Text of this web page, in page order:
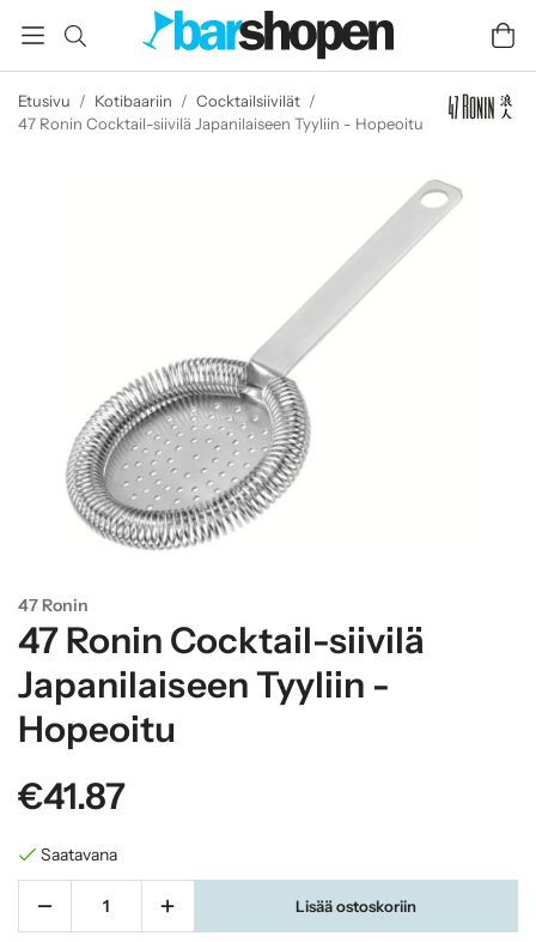
Etusivu / Kotibaariin / Cocktailsiivilät /
47 Ronin Cocktail-siivilä Japanilaiseen Tyyliin - Hopeoitu
47 Ronin
47 Ronin Cocktail-siivilä
Japanilaiseen Tyyliin -
Hopeoitu
€41.87
Saatavana
Lisää ostoskoriin